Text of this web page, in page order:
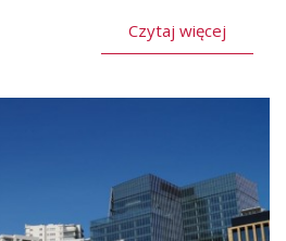
Czytaj więcej